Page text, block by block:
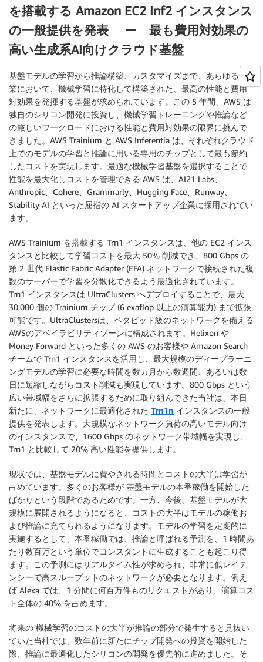
を搭載する Amazon EC2 Inf2 インスタンス
の一般提供を発表 ー 最も費用対効果の
高い生成系AI向けクラウド基盤
基盤モデルの学習から推論構築、カスタマイズまで、あらゆる作
業において、機械学習に特化して構築された、最高の性能と費用
対効果を発揮する基盤が求められています。この 5 年間、AWS は
独自のシリコン開発に投資し、機械学習トレーニングや推論など
の厳しいワークロードにおける性能と費用対効果の限界に挑んで
きました。AWS Trainium と AWS Inferentia は、それぞれクラウド
上でのモデルの学習と推論に用いる専用のチップとして最も節約
したコストを実現します。最適な機械学習基盤を選択することで
性能を最大化しコストを管理できる AWS は、AI21 Labs、
Anthropic、Cohere、Grammarly、Hugging Face、Runway、
Stability AI といった屈指の AI スタートアップ企業に採用されてい
ます。
AWS Trainium を搭載する Trn1 インスタンスは、他の EC2 インス
タンスと比較して学習コストを最大 50% 削減でき、800 Gbps の
第 2 世代 Elastic Fabric Adapter (EFA) ネットワークで接続された複
数のサーバーで学習を分散化できるよう最適化されています。
Trn1 インスタンスは UltraClusters へデプロイすることで、最大
30,000 個の Trainium チップ (6 exaflop 以上の演算能力) まで拡張
可能です。UltraClustersは、ペタビット級のネットワークを備える
AWSのアベイラビリティゾーンに構成されます。Helixon や
Money Forward といった多くの AWS のお客様や Amazon Search
チームで Trn1 インスタンスを活用し、最大規模のディープラーニ
ングモデルの学習に必要な時間を数カ月から数週間、あるいは数
日に短縮しながらコスト削減も実現しています。800 Gbps という
広い帯域幅をさらに拡張するために取り組んできた当社は、 本日
新たに、ネットワークに最適化された Trn1n インスタンスの一般
提供を発表します。大規模なネットワーク負荷の高いモデル向け
のインスタンスで、1600 Gbps のネットワーク帯域幅を実現し、
Trn1 と比較して 20% 高い性能を提供します。
現状では、基盤モデルに費やされる時間とコストの大半は学習が
占めています。多くのお客様が 基盤モデルの本番稼働を開始した
ばかりという段階であるためです。一方、今後、基盤モデルが大
規模に展開されるようになると、コストの大半はモデルの稼働お
よび推論に充てられるようになります。モデルの学習を定期的に
実施するとして、本番稼働では、推論と呼ばれる予測を、1 時間あ
たり数百万という単位でコンスタントに生成することも起こり得
ます。この予測にはリアルタイム性が求められ、非常に低レイテ
ンシーで高スループットのネットワークが必要となります。例え
ば Alexa では、1 分間に何百万件ものリクエストがあり、演算コス
ト全体の 40% を占めます。
将来の 機械学習のコストの大半が推論の部分で発生すると見抜い
ていた当社では、数年前に新たにチップ開発への投資を開始した
際、推論に最適化したシリコンの開発を優先的に進めました。そ